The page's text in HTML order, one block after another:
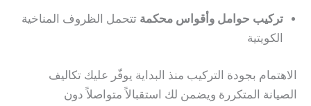
تركيب حوامل وأقواس محكمة تتحمل الظروف المناخية
الكويتية
الاهتمام بجودة التركيب منذ البداية يوفّر عليك تكاليف
الصيانة المتكررة ويضمن لك استقبالاً متواصلاً دون